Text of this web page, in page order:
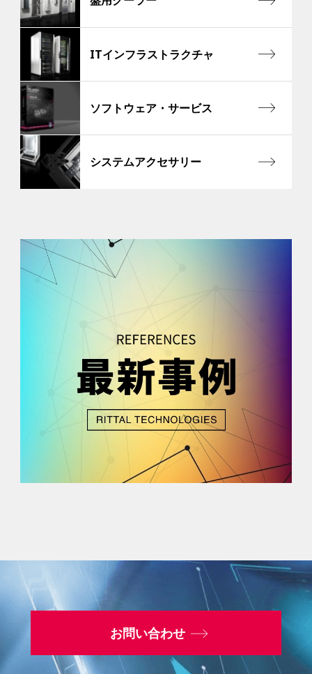
ITインフラストラクチャ
ソフトウェア・サービス
システムアクセサリー
お問い合わせ